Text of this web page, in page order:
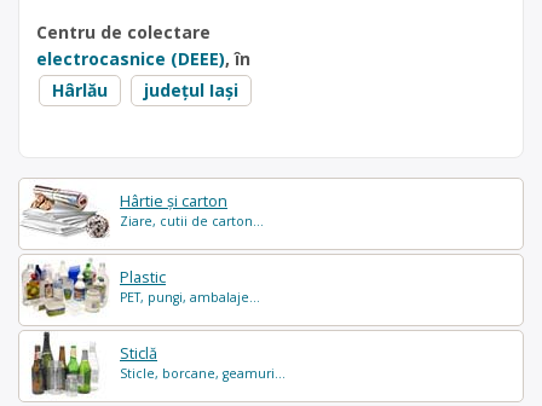
Hârtie și carton
Ziare, cutii de carton...
Plastic
PET, pungi, ambalaje...
Sticlă
Sticle, borcane, geamuri...
Centru de colectare
electrocasnice (DEEE), în
Hârlău
județul Iași